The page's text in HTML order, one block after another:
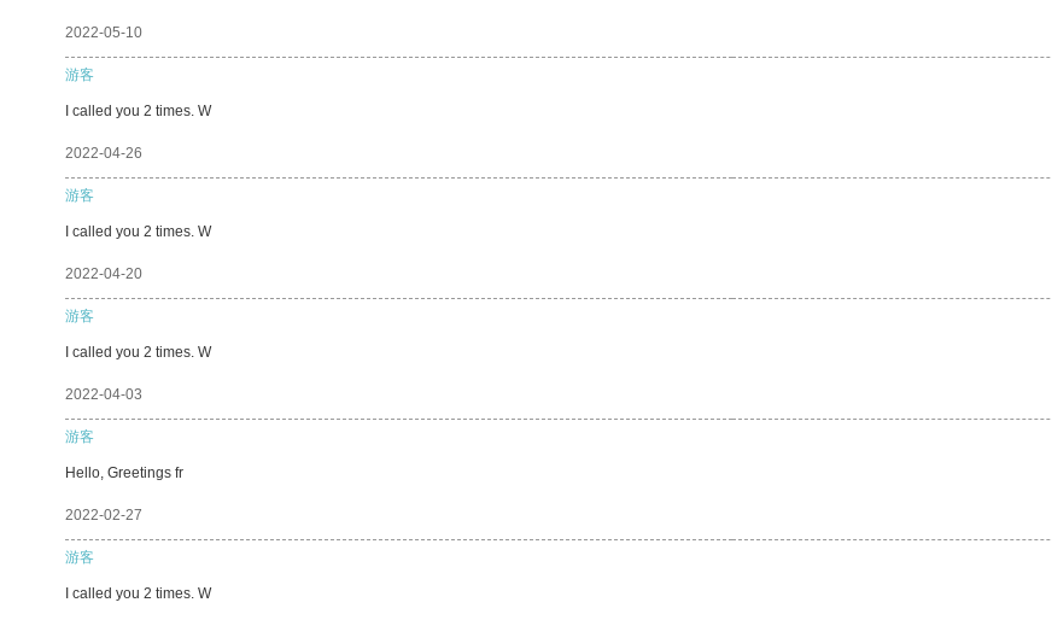
2022-05-10
游客
I called you 2 times. W
2022-04-26
游客
I called you 2 times. W
2022-04-20
游客
I called you 2 times. W
2022-04-03
游客
Hello, Greetings fr
2022-02-27
游客
I called you 2 times. W